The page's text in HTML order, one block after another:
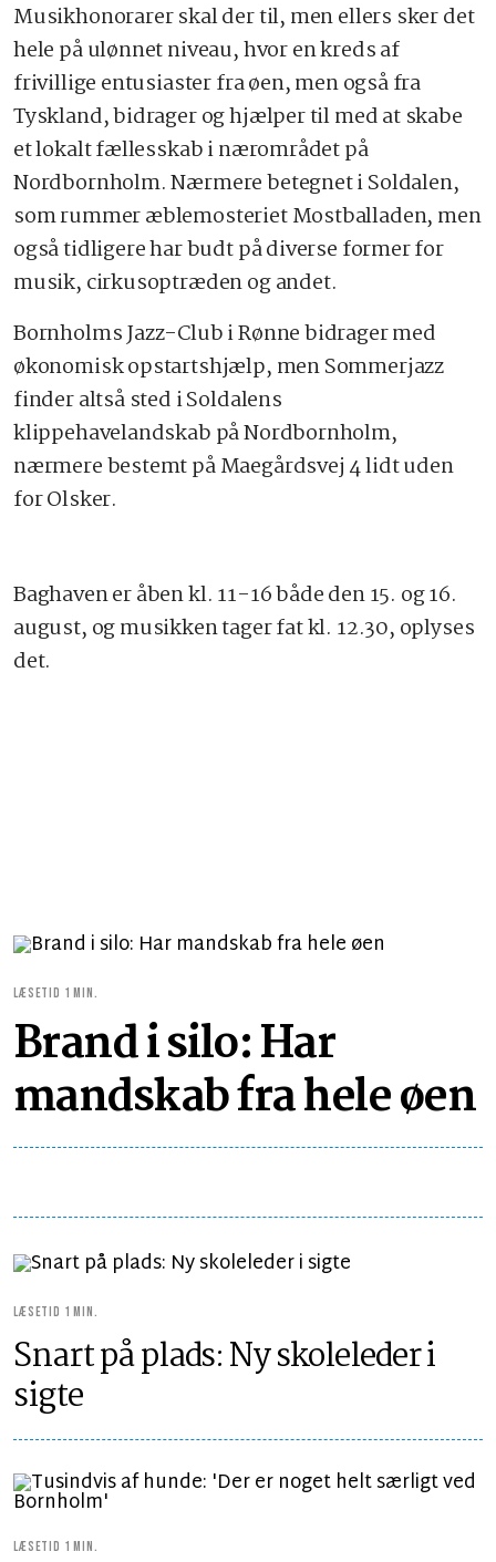
Musikhonorarer skal der til, men ellers sker det
hele på ulønnet niveau, hvor en kreds af
frivillige entusiaster fra øen, men også fra
Tyskland, bidrager og hjælper til med at skabe
et lokalt fællesskab i nærområdet på
Nordbornholm. Nærmere betegnet i Soldalen,
som rummer æblemosteriet Mostballaden, men
også tidligere har budt på diverse former for
musik, cirkusoptræden og andet.
Bornholms Jazz-Club i Rønne bidrager med
økonomisk opstartshjælp, men Sommerjazz
finder altså sted i Soldalens
klippehavelandskab på Nordbornholm,
nærmere bestemt på Maegårdsvej 4 lidt uden
for Olsker.
Baghaven er åben kl. 11-16 både den 15. og 16.
august, og musikken tager fat kl. 12.30, oplyses
det.
LÆSETID 1 MIN.
Brand i silo: Har
mandskab fra hele øen
LÆSETID 1 MIN.
Snart på plads: Ny skoleleder i
sigte
LÆSETID 1 MIN.